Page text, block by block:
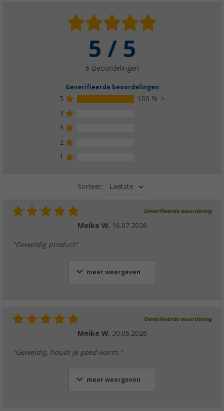
5 / 5
6 Beoordelingen
Geverifieerde beoordelingen
5
100 %
4
3
2
1
Sorteer: Laatste
Geverifieerde waardering
Meike W. 16.07.2026
"Geweldig product"
meer weergeven
Geverifieerde waardering
Meike W. 30.06.2026
"Geweldig, houdt je goed warm."
meer weergeven